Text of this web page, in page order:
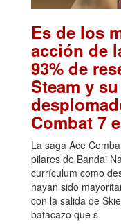
Es de los
acción de
93% de
Steam y
Combat 7
La saga Ace
pilares de Bandai
currículum como
hayan sido
con la salida de
batacazo que s